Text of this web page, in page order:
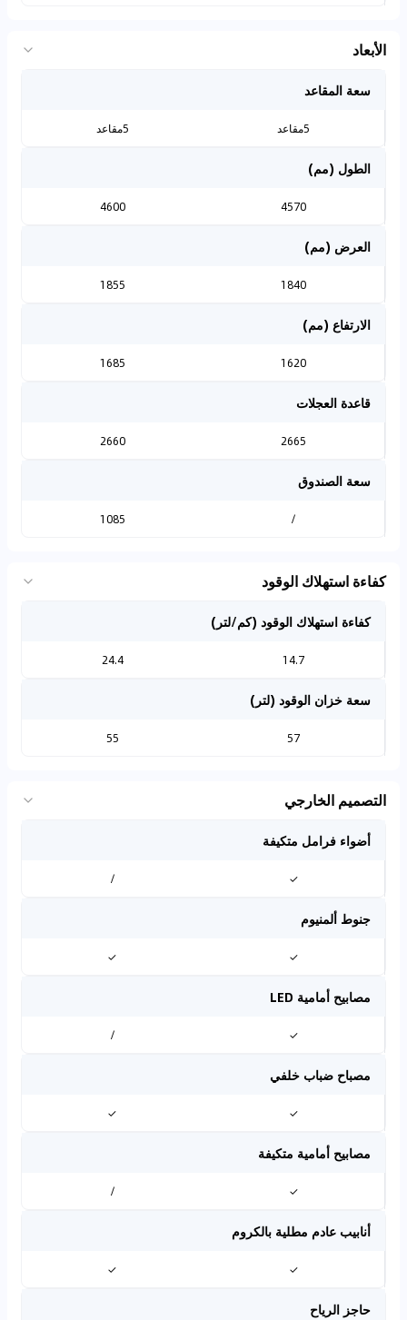
الأبعاد
سعة المقاعد
5مقاعد 5مقاعد
الطول (مم)
4570
4600
العرض (مم)
1840
1855
الارتفاع (مم)
1620
1685
قاعدة العجلات
2665
2660
سعة الصندوق
/
1085
كفاءة استهلاك الوقود
كفاءة استهلاك الوقود (كم/لتر)
14.7
24.4
سعة خزان الوقود (لتر)
57
55
التصميم الخارجي
أضواء فرامل متكيفة
✓
/
جنوط ألمنيوم
✓
✓
مصابيح أمامية LED
✓
/
مصباح ضباب خلفي
✓
✓
مصابيح أمامية متكيفة
✓
/
أنابيب عادم مطلية بالكروم
✓
✓
حاجز الرياح